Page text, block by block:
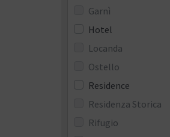
Garnì
Hotel
Locanda
Ostello
Residence
Residenza Storica
Rifugio